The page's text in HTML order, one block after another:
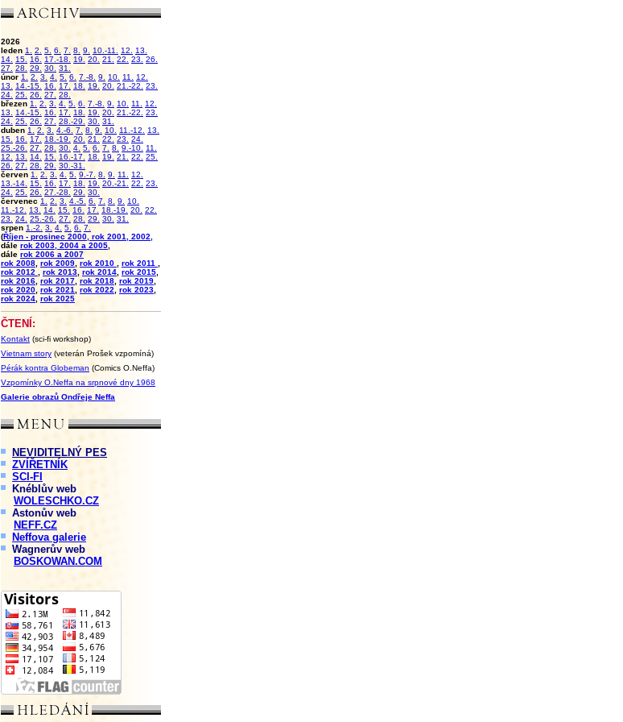
2026
leden 1. 2. 5. 6. 7. 8. 9. 10.-11. 12.
13.
14.
15. 16. 17.-18. 19. 20. 21. 22. 23.
26.
27.
28. 29. 30. 31.
únor 1. 2. 3. 4. 5. 6. 7.-8. 9. 10. 11.
12.
13.
14.-15. 16. 17. 18. 19. 20. 21.-22.
23.
24. 25. 26. 27.
28.
březen 1. 2. 3. 4. 5. 6. 7.-8. 9. 10. 11.
12.
13.
14.-15. 16. 17. 18. 19. 20. 21.-22.
23.
24. 25. 26. 27. 28.-29. 30. 31.
duben 1. 2. 3. 4.-6. 7. 8. 9. 10. 11.-12.
13.
15.
16. 17. 18.-19. 20. 21. 22. 23.
24.
25.-26.
27. 28. 30. 4. 5. 6. 7. 8. 9.-10.
11.
12.
13. 14. 15. 16.-17. 18. 19. 21. 22.
25.
26.
27. 28. 29.
30.-31.
červen 1. 2. 3. 4. 5. 9.-7. 8. 9. 11.
12.
13.-14.
15. 16. 17. 18. 19. 20.-21. 22.
23.
24. 25. 26. 27.-28. 29.
30.
červenec 1. 2. 3. 4.-5. 6. 7. 8. 9.
10.
11.-12.
13. 14. 15. 16. 17. 18.-19. 20. 22.
23.
24. 25.-26. 27. 28. 29. 30. 31.
srpen 1.-2. 3. 4. 5. 6. 7.
(Říjen - prosinec 2000, rok 2001, 2002,
dále rok 2003, 2004 a 2005
dále rok 2006 a 2007
rok 2008 rok 2009 rok 2010 rok 2011
rok 2012
rok 2013 rok 2014 rok 2015
rok 2016 rok 2017 rok 2018 rok 2019
rok 2020 rok 2021 rok 2022 rok 2023
rok 2024 rok 2025
ČTENÍ:
Kontakt (sci-fi workshop)
Vietnam story (veterán Prošek vzpomíná)
Pérák kontra Globeman (Comics O.Neffa)
Vzpomínky O.Neffa na srpnové dny 1968
Galerie obrazů Ondřeje Neffa
NEVIDITELNÝ PES
ZVÍŘETNÍK
SCI-FI
Knéblův web
WOLESCHKO.CZ
Astonův web
NEFF.CZ
Neffova galerie
Wagnerův web
BOSKOWAN.COM